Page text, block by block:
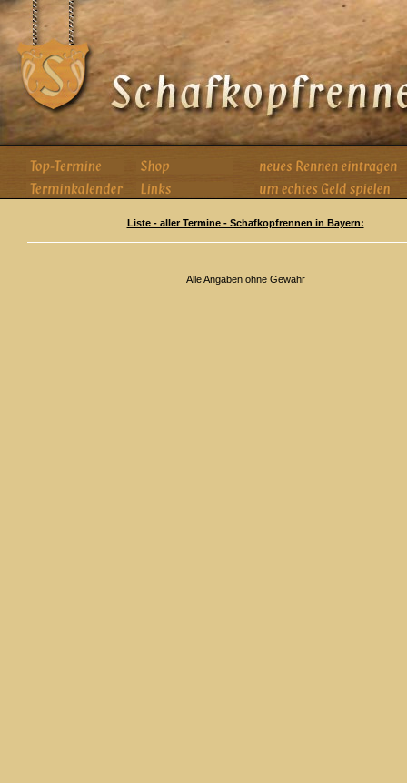
Liste - aller Termine - Schafkopfrennen in Bayern:
Alle Angaben ohne Gewähr